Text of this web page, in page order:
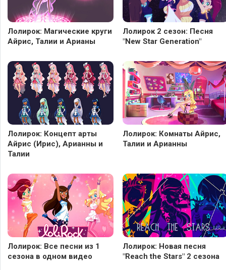
Лолирок: Магические круги
Айрис, Талии и Арианы
Лолирок 2 сезон: Песня
"New Star Generation"
Лолирок: Концепт арты
Айрис (Ирис), Арианны и
Талии
Лолирок: Комнаты Айрис,
Талии и Арианны
Лолирок: Все песни из 1
сезона в одном видео
Лолирок: Новая песня
"Reach the Stars" 2 сезона